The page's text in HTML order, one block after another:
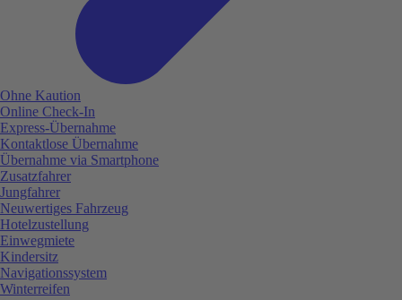
Ohne Kaution
Online Check-In
Express-Übernahme
Kontaktlose Übernahme
Übernahme via Smartphone
Zusatzfahrer
Jungfahrer
Neuwertiges Fahrzeug
Hotelzustellung
Einwegmiete
Kindersitz
Navigationssystem
Winterreifen